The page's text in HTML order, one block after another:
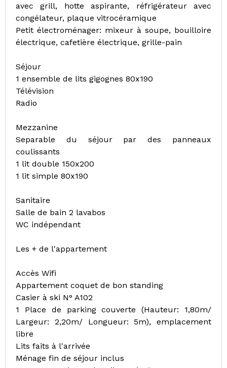
avec grill, hotte aspirante, réfrigérateur avec
congélateur, plaque vitrocéramique
Petit électroménager: mixeur à soupe, bouilloire
électrique, cafetière électrique, grille-pain
Séjour
1 ensemble de lits gigognes 80x190
Télévision
Radio
Mezzanine
Separable du séjour par des panneaux
coulissants
1 lit double 150x200
1 lit simple 80x190
Sanitaire
Salle de bain 2 lavabos
WC indépendant
Les + de l'appartement
Accès Wifi
Appartement coquet de bon standing
Casier à ski N° A102
1 Place de parking couverte (Hauteur: 1,80m/
Largeur: 2,20m/ Longueur: 5m), emplacement
libre
Lits faits à l'arrivée
Ménage fin de séjour inclus